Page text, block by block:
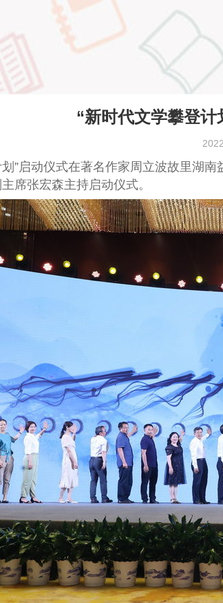
“新时代文学攀登
启动仪式在著名作家周立波故里湖南
席张宏森主持启动仪式。